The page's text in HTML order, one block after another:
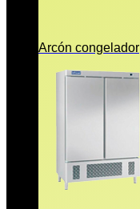
Arcón congelador